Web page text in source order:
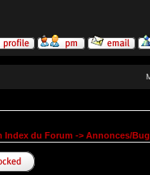
Index du Forum -> Annonces/